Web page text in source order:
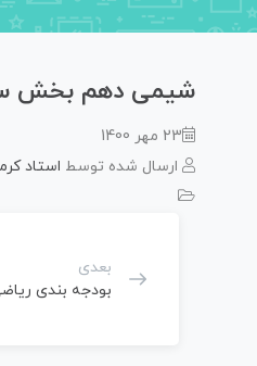
شیمی دهم بخش
23 مهر 1400
ارسال شده توسط استاد
بعدی
بودجه بندی